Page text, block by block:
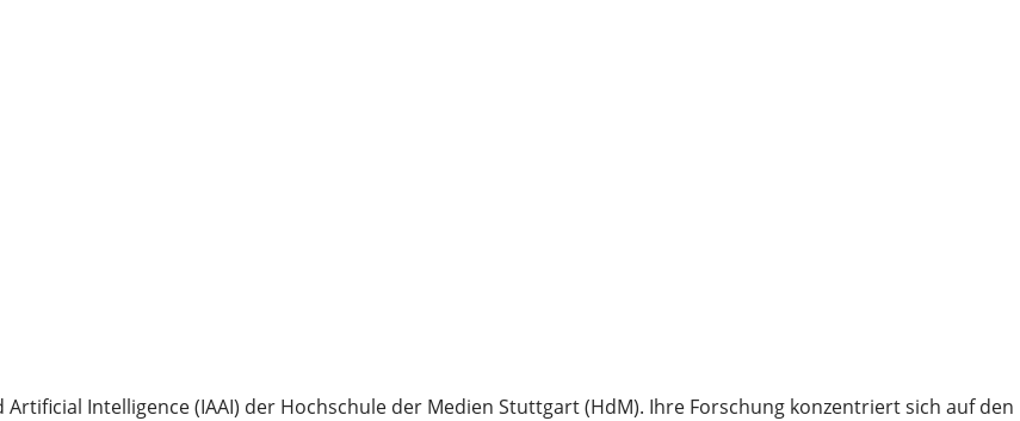
Intelligence (IAAI) der Hochschule der Medien Stuttgart (HdM). Ihre Forschung konzentriert sich auf den